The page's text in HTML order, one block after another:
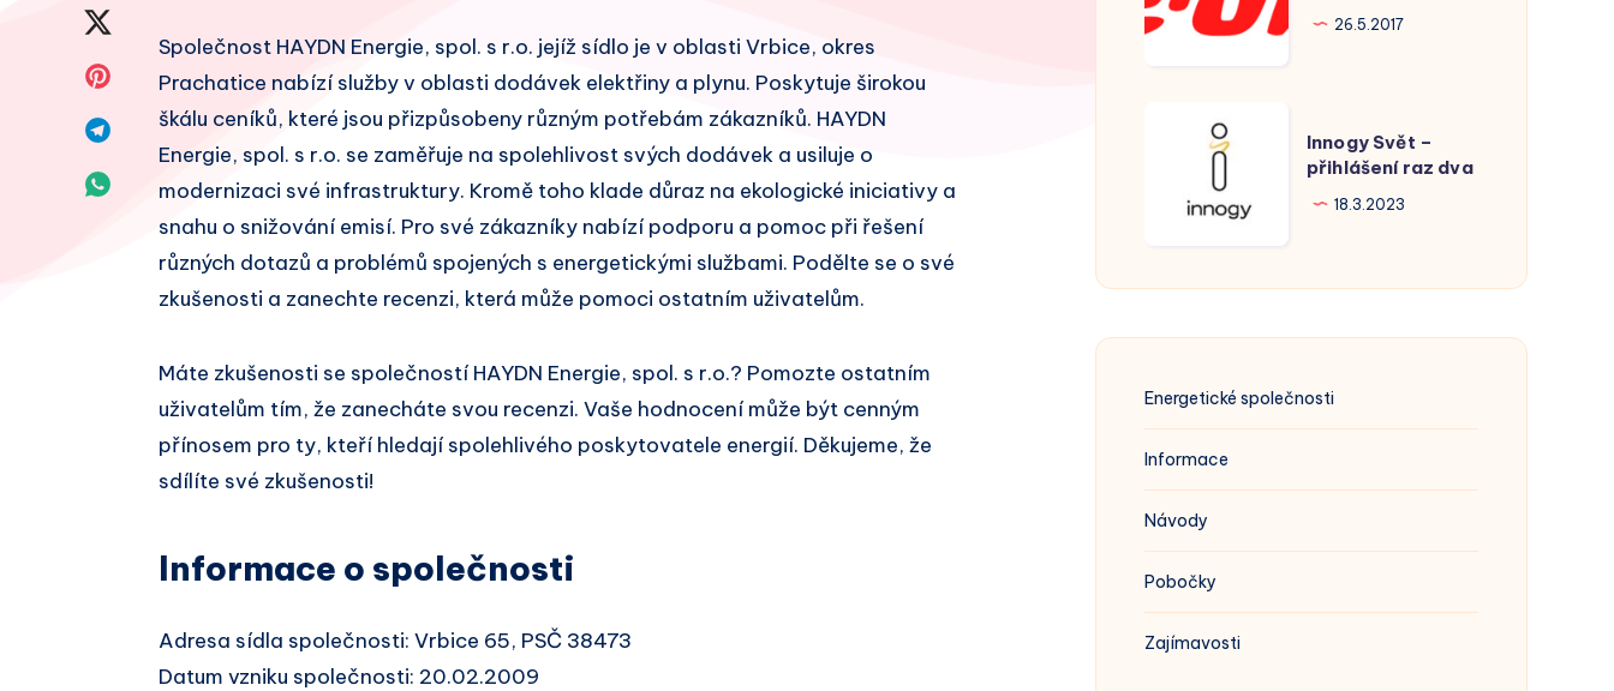
Facebook
Twitter
Sdílet
Pinterest
Sdílet
Telegram
Sdílet
Whatsapp
Společnost HAYDN Energie, spol. s r.o. jejíž sídlo je v oblasti Vrbice, okres
Prachatice nabízí služby v oblasti dodávek elektřiny a plynu. Poskytuje širokou
škálu ceníků, které jsou přizpůsobeny různým potřebám zákazníků. HAYDN
Energie, spol. s r.o. se zaměřuje na spolehlivost svých dodávek a usiluje o
modernizaci své infrastruktury. Kromě toho klade důraz na ekologické iniciativy a
snahu o snižování emisí. Pro své zákazníky nabízí podporu a pomoc při řešení
různých dotazů a problémů spojených s energetickými službami. Podělte se o své
zkušenosti a zanechte recenzi, která může pomoci ostatním uživatelům.
Máte zkušenosti se společností HAYDN Energie, spol. s r.o.? Pomozte ostatním
uživatelům tím, že zanecháte svou recenzi. Vaše hodnocení může být cenným
přínosem pro ty, kteří hledají spolehlivého poskytovatele energií. Děkujeme, že
sdílíte své zkušenosti!
Informace o společnosti
Adresa sídla společnosti: Vrbice 65, PSČ 38473
Datum vzniku společnosti: 20.02.2009
Hodonín
26.5.2017
přihlášení
dva
Innogy Svět –
přihlášení raz dva
18.3.2023
Energetické společnosti
Informace
Návody
Pobočky
Zajímavosti